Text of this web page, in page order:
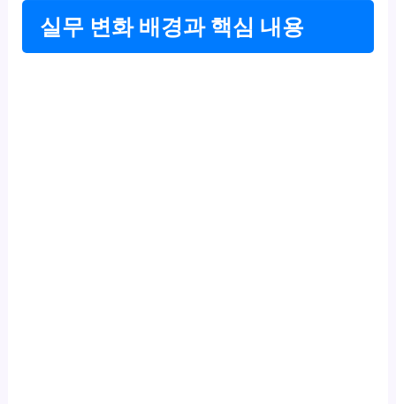
실무 변화 배경과 핵심 내용